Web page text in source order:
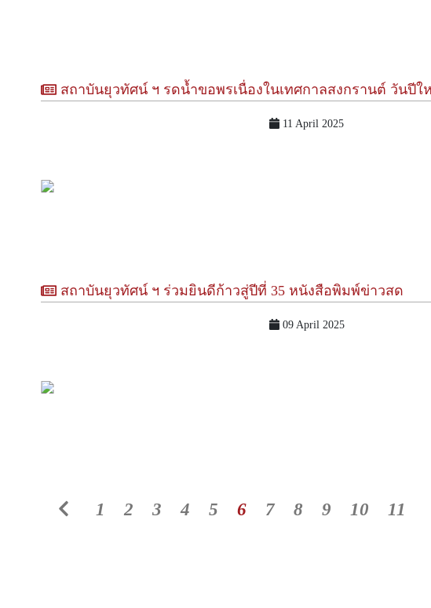
สถาบันยุวทัศน์ ฯ รดน้ำขอพรเนื่องในเทศกาลสงกรานต์ วันปีใหม่ไทย ประจำปี
11 April 2025
สถาบันยุวทัศน์ ฯ ร่วมยินดีก้าวสู่ปีที่ 35 หนังสือพิมพ์ข่าวสด
09 April 2025
1 2 3 4 5 6 7 8 9 10 11